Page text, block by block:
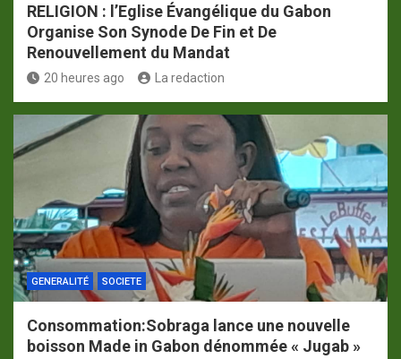
RELIGION : l’Eglise Évangélique du Gabon
Organise Son Synode De Fin et De
Renouvellement du Mandat
20 heures ago La redaction
GENERALITÉ SOCIETE
Consommation:Sobraga lance une nouvelle
boisson Made in Gabon dénommée « Jugab »